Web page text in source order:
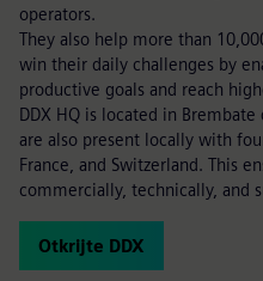
operators.
They also help more than
win their daily challenges by
productive goals and reach
DDX HQ is located in
are also present locally with
France, and Switzerland. This
commercially, technically, and
Otkrijte DDX